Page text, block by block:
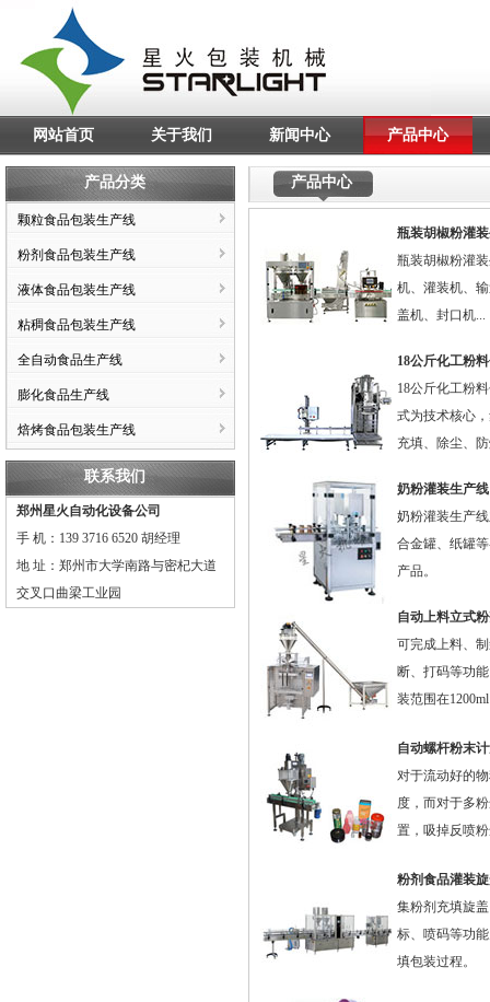
网站首页 关于我们 新闻中心 产品中心
产品分类
颗粒食品包装生产线
粉剂食品包装生产线
液体食品包装生产线
粘稠食品包装生产线
全自动食品生产线
膨化食品生产线
焙烤食品包装生产线
联系我们
郑州星火自动化设备公司
手 机：139 3716 6520 胡经理
地 址：郑州市大学南路与密杞大道
交叉口曲梁工业园
产品中心
瓶装胡椒粉灌
瓶装胡椒粉灌
机、灌装机、
盖机、封口机...
18公斤化工粉
18公斤化工粉
式为技术核心
充填、除尘、
奶粉灌装生产线
奶粉灌装生产
合金罐、纸罐
产品。
自动上料立式
可完成上料、
断、打码等功
装范围在
自动螺杆粉末
对于流动好的
度，而对于多
置，吸掉反喷
粉剂食品灌装
集粉剂充填旋
标、喷码等功
填包装过程。